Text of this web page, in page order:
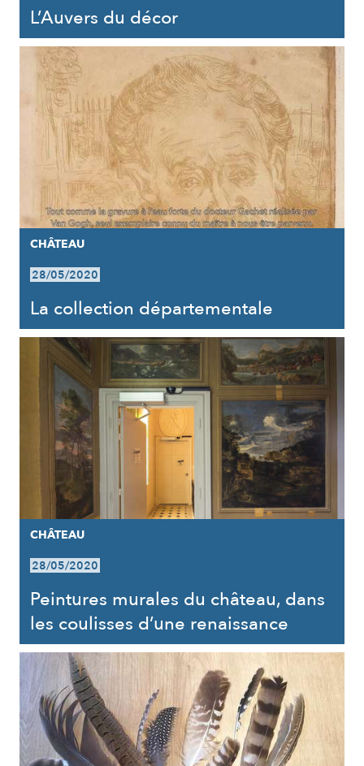
L’Auvers du décor
CHÂTEAU
28/05/2020
La collection départementale
CHÂTEAU
28/05/2020
Peintures murales du château, dans
les coulisses d’une renaissance